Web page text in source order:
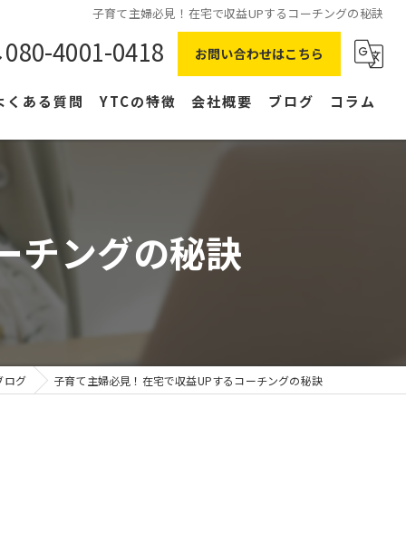
子育て主婦必見！在宅で収益UPするコーチングの秘訣
080-4001-0418 お問い合わせはこちら
くある質問 YTCの特徴
副業
右脳
会社概要 ブログ コラム
チングの秘訣
ログ 子育て主婦必見！在宅で収益UPするコーチングの秘訣